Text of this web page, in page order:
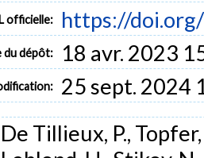
officielle: https://
du dépôt: 18 avr. 2023
25 sept. 2024
De Tillieux, P.,